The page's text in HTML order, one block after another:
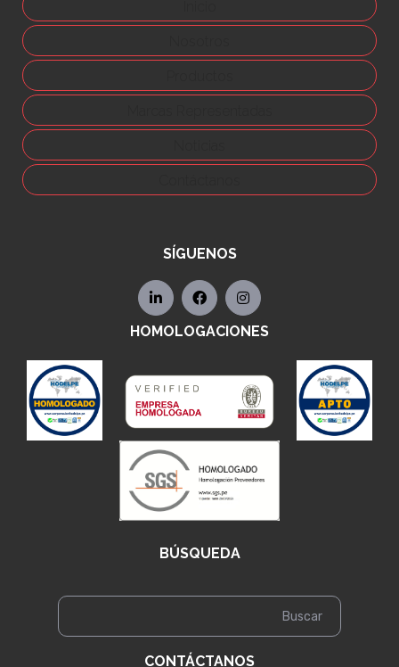
SÍGUENOS
HOMOLOGACIONES
BÚSQUEDA
CONTÁCTANOS